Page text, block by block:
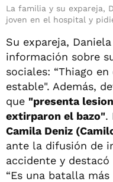
La familia y su expareja,
joven en el hospital y
Su expareja,
información sobre
sociales: “Thiago
estable". Además,
que "presenta
extirparon el bazo".
Camila Deniz
ante la difusión de
accidente y
“Es una batalla